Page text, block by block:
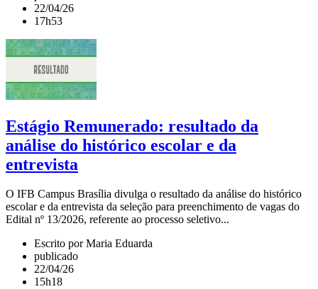
22/04/26
17h53
Estágio Remunerado: resultado da
análise do histórico escolar e da
entrevista
O IFB Campus Brasília divulga o resultado da análise do histórico
escolar e da entrevista da seleção para preenchimento de vagas do
Edital nº 13/2026, referente ao processo seletivo...
Escrito por Maria Eduarda
publicado
22/04/26
15h18